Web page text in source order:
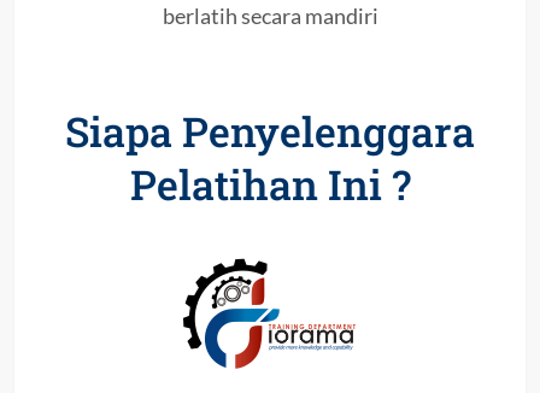
berlatih secara mandiri
Siapa Penyelenggara
Pelatihan Ini ?